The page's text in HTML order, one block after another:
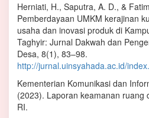
Herniati, H., Saputra, A. D., &
Pemberdayaan UMKM kerajinan
usaha dan inovasi produk di
Taghyir: Jurnal Dakwah dan
Desa, 8(1), 83–98.
http://jurnal.uinsyahada.ac.id/
Kementerian Komunikasi dan
(2023). Laporan keamanan ruang
RI.